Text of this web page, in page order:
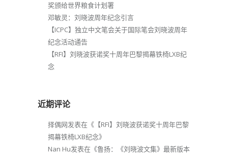
奖颁给世界粮食计划署
邓敏灵：刘晓波周年纪念引言
【ICPC】独立中文笔会关于国际笔会刘晓波周年
纪念活动通告
【RFI】刘晓波获诺奖十周年巴黎揭幕铁椅LXB纪
念
近期评论
择偶网发表在《 【RFI】刘晓波获诺奖十周年巴黎
揭幕铁椅LXB纪念》
Nan Hu发表在《鲁扬：《刘晓波文集》最新版本